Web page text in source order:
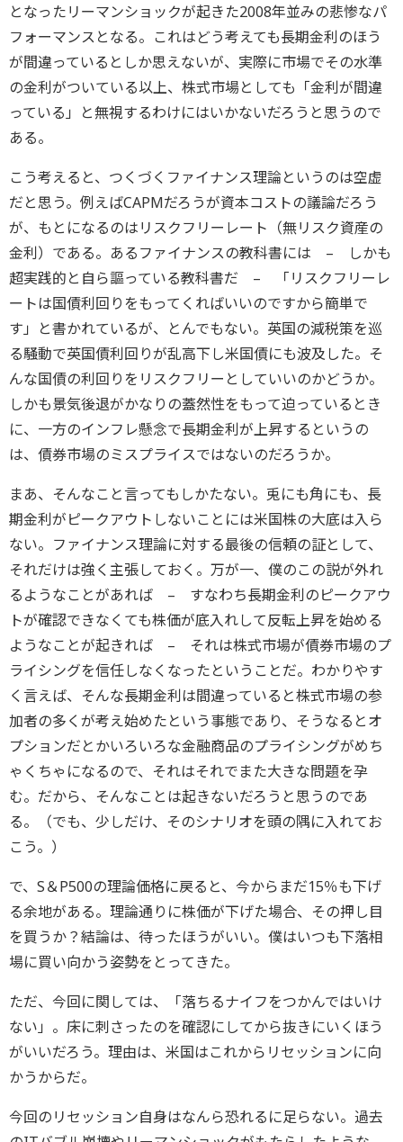
となったリーマンショックが起きた2008年並みの悲惨なパ
フォーマンスとなる。これはどう考えても長期金利のほう
が間違っているとしか思えないが、実際に市場でその水準
の金利がついている以上、株式市場としても「金利が間違
っている」と無視するわけにはいかないだろうと思うので
ある。
こう考えると、つくづくファイナンス理論というのは空虚
だと思う。例えばCAPMだろうが資本コストの議論だろう
が、もとになるのはリスクフリーレート（無リスク資産の
金利）である。あるファイナンスの教科書には – しかも
超実践的と自ら謳っている教科書だ – 「リスクフリーレ
ートは国債利回りをもってくればいいのですから簡単で
す」と書かれているが、とんでもない。英国の減税策を巡
る騒動で英国債利回りが乱高下し米国債にも波及した。そ
んな国債の利回りをリスクフリーとしていいのかどうか。
しかも景気後退がかなりの蓋然性をもって迫っているとき
に、一方のインフレ懸念で長期金利が上昇するというの
は、債券市場のミスプライスではないのだろうか。
まあ、そんなこと言ってもしかたない。兎にも角にも、長
期金利がピークアウトしないことには米国株の大底は入ら
ない。ファイナンス理論に対する最後の信頼の証として、
それだけは強く主張しておく。万が一、僕のこの説が外れ
るようなことがあれば – すなわち長期金利のピークアウ
トが確認できなくても株価が底入れして反転上昇を始める
ようなことが起きれば – それは株式市場が債券市場のプ
ライシングを信任しなくなったということだ。わかりやす
く言えば、そんな長期金利は間違っていると株式市場の参
加者の多くが考え始めたという事態であり、そうなるとオ
プションだとかいろいろな金融商品のプライシングがめち
ゃくちゃになるので、それはそれでまた大きな問題を孕
む。だから、そんなことは起きないだろうと思うのであ
る。（でも、少しだけ、そのシナリオを頭の隅に入れてお
こう。）
で、S＆P500の理論価格に戻ると、今からまだ15％も下げ
る余地がある。理論通りに株価が下げた場合、その押し目
を買うか？結論は、待ったほうがいい。僕はいつも下落相
場に買い向かう姿勢をとってきた。
ただ、今回に関しては、「落ちるナイフをつかんではいけ
ない」。床に刺さったのを確認にしてから抜きにいくほう
がいいだろう。理由は、米国はこれからリセッションに向
かうからだ。
今回のリセッション自身はなんら恐れるに足らない。過去